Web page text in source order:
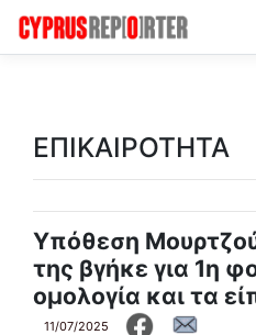
ΕΠΙΚΑΙΡΟΤΗΤΑ
Υπόθεση
της βγήκε για 1η
ομολογία και τα
11/07/2025